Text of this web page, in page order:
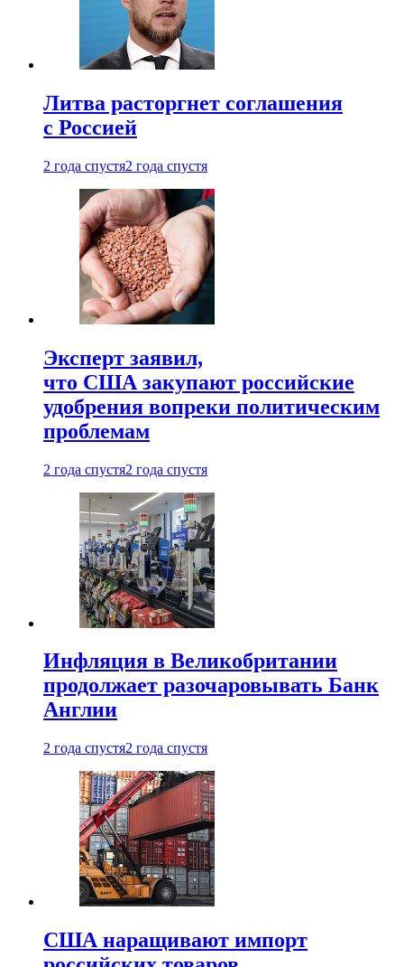
Литва расторгнет соглашения
с Россией
2 года спустя2 года спустя
Эксперт заявил,
что США закупают российские
удобрения вопреки политическим
проблемам
2 года спустя2 года спустя
Инфляция в Великобритании
продолжает разочаровывать Банк
Англии
2 года спустя2 года спустя
США наращивают импорт